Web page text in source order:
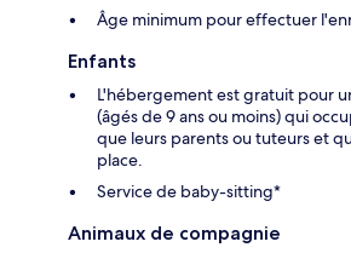
Âge minimum pour effectuer
Enfants
L'hébergement est gratuit pour
(âgés de 9 ans ou moins) qui
que leurs parents ou tuteurs et
place.
Service de baby-sitting*
Animaux de compagnie